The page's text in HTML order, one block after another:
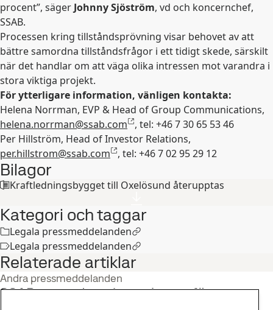
procent”, säger JohnnySjöström, vd och koncernchef,
SSAB.
Processen kring tillståndsprövning visar behovet av att
bättre samordna tillståndsfrågor i ett tidigt skede, särskilt
när det handlar om att väga olika intressen mot varandra i
stora viktiga projekt.
För ytterligare information, vänligen kontakta:
Helena Norrman, EVP & Head of Group Communications,
helena.norrman@ssab.com
, tel: +46 7 30 65 53 46
Per Hillström, Head of Investor Relations,
per.hillstrom@ssab.com
, tel: +46 7 02 95 29 12
Bilagor
Kraftledningsbygget till Oxelösund återupptas
Kategori och taggar
Legala pressmeddelanden
Legala pressmeddelanden
Relaterade artiklar
Andra pressmeddelanden
SSAB expanderar kapaciteten för